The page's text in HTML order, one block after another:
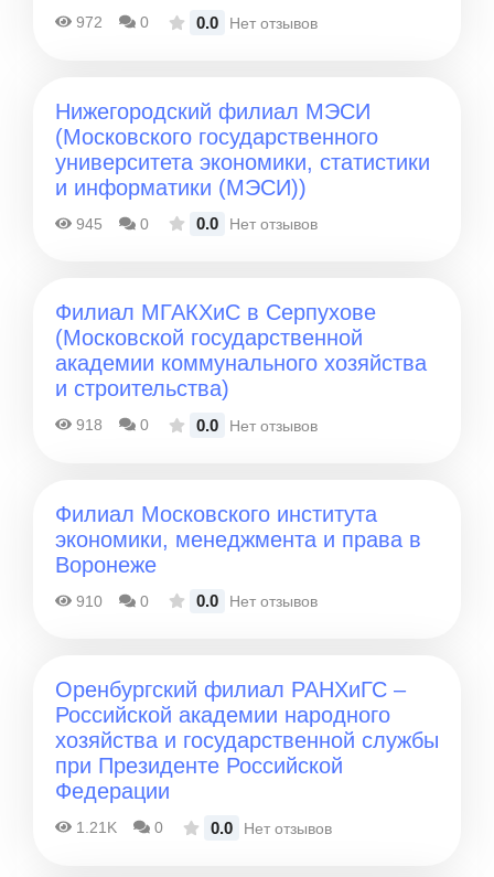
972 0 0.0 Нет отзывов
Нижегородский филиал МЭСИ
(Московского государственного
университета экономики, статистики
и информатики (МЭСИ))
945 0 0.0 Нет отзывов
Филиал МГАКХиС в Серпухове
(Московской государственной
академии коммунального хозяйства
и строительства)
918 0 0.0 Нет отзывов
Филиал Московского института
экономики, менеджмента и права в
Воронеже
910 0 0.0 Нет отзывов
Оренбургский филиал РАНХиГС –
Российской академии народного
хозяйства и государственной службы
при Президенте Российской
Федерации
1.21K 0 0.0 Нет отзывов